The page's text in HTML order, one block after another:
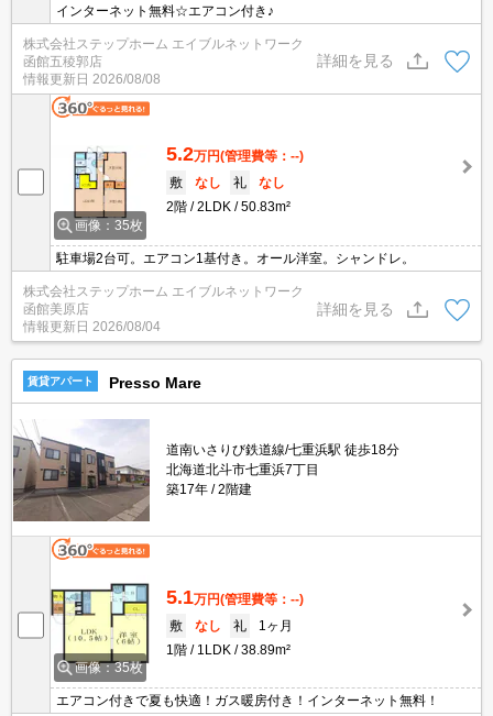
インターネット無料☆エアコン付き♪
株式会社ステップホーム エイブルネットワーク
函館五稜郭店
情報更新日 2026/08/08
詳細を見る
画像：35枚
5.2万円(管理費等：--)
敷
なし 礼
なし
2階
2LDK 50.83m²
駐車場2台可。エアコン1基付き。オール洋室。シャンドレ。
株式会社ステップホーム エイブルネットワーク
函館美原店
情報更新日 2026/08/04
詳細を見る
賃貸アパート Presso Mare
道南いさりび鉄道線/七重浜駅 徒歩18分
北海道北斗市七重浜7丁目
築17年
2階建
画像：35枚
5.1万円(管理費等：--)
敷
なし 礼
1ヶ月
1階
1LDK 38.89m²
エアコン付きで夏も快適！ガス暖房付き！インターネット無料！